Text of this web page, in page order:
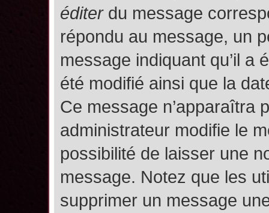
éditerdu message
répondu au message, un
message indiquant qu’il a
été modifié ainsi que la
Ce message n’apparaîtra
administrateur modifie le
possibilité de laisser une
message. Notez que les
supprimer un message